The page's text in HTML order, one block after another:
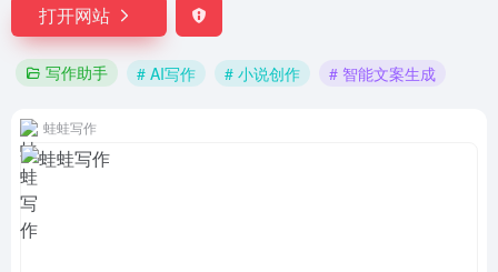
打开网站
写作助手 # AI写作 # 小说创作 # 智能文案生成
蛙蛙写作